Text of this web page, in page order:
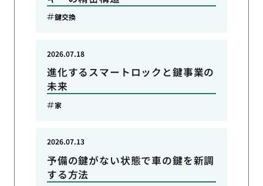
鍵交換
進化するスマートロックと鍵事業の
未来
2026.07.18
家
予備の鍵がない状態で車の鍵を新調
する方法
2026.07.13